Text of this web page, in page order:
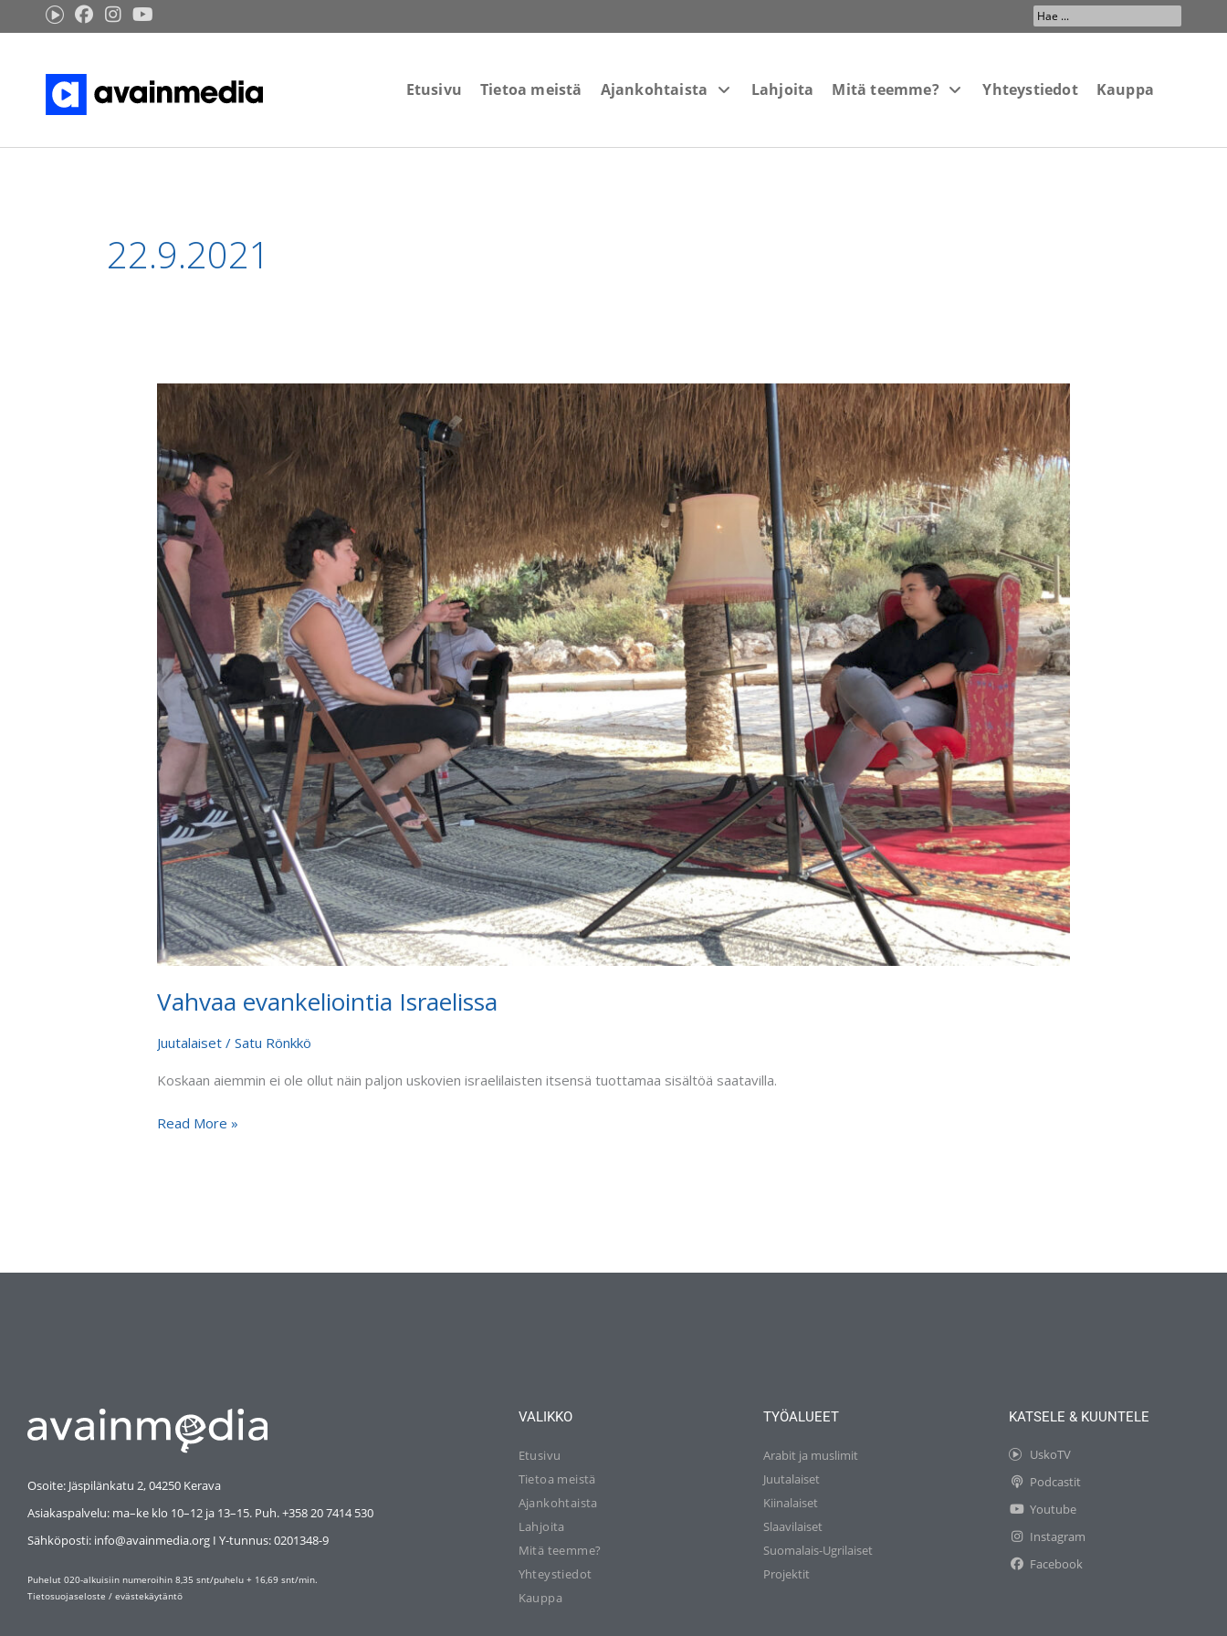
sisältöön
Search
...
Etusivu Tietoa meistä Ajankohtaista Lahjoita Mitä teemme? Yhteystiedot Kauppa
22.9.2021
Vahvaa evankeliointia Israelissa
Juutalaiset /Satu Rönkkö
Koskaan aiemmin ei ole ollut näin paljon uskovien israelilaisten itsensä tuottamaa sisältöä saatavilla.
Vahvaa
evankeliointia
Israelissa
Read More »
Osoite: Jäspilänkatu 2, 04250 Kerava
Asiakaspalvelu: ma–ke klo 10–12 ja 13–15. Puh. +358 20 7414 530
Sähköposti: info@avainmedia.org I Y-tunnus:0201348-9
Puhelut 020-alkuisiin numeroihin 8,35 snt/puhelu + 16,69 snt/min.
Tietosuojaseloste / evästekäytäntö
VALIKKO
Etusivu
Tietoa meistä
Ajankohtaista
Lahjoita
Mitä teemme?
Yhteystiedot
Kauppa
TYÖALUEET
Arabit ja muslimit
Juutalaiset
Kiinalaiset
Slaavilaiset
Suomalais-Ugrilaiset
Projektit
KATSELE & KUUNTELE
UskoTV
Podcastit
Youtube
Instagram
Facebook